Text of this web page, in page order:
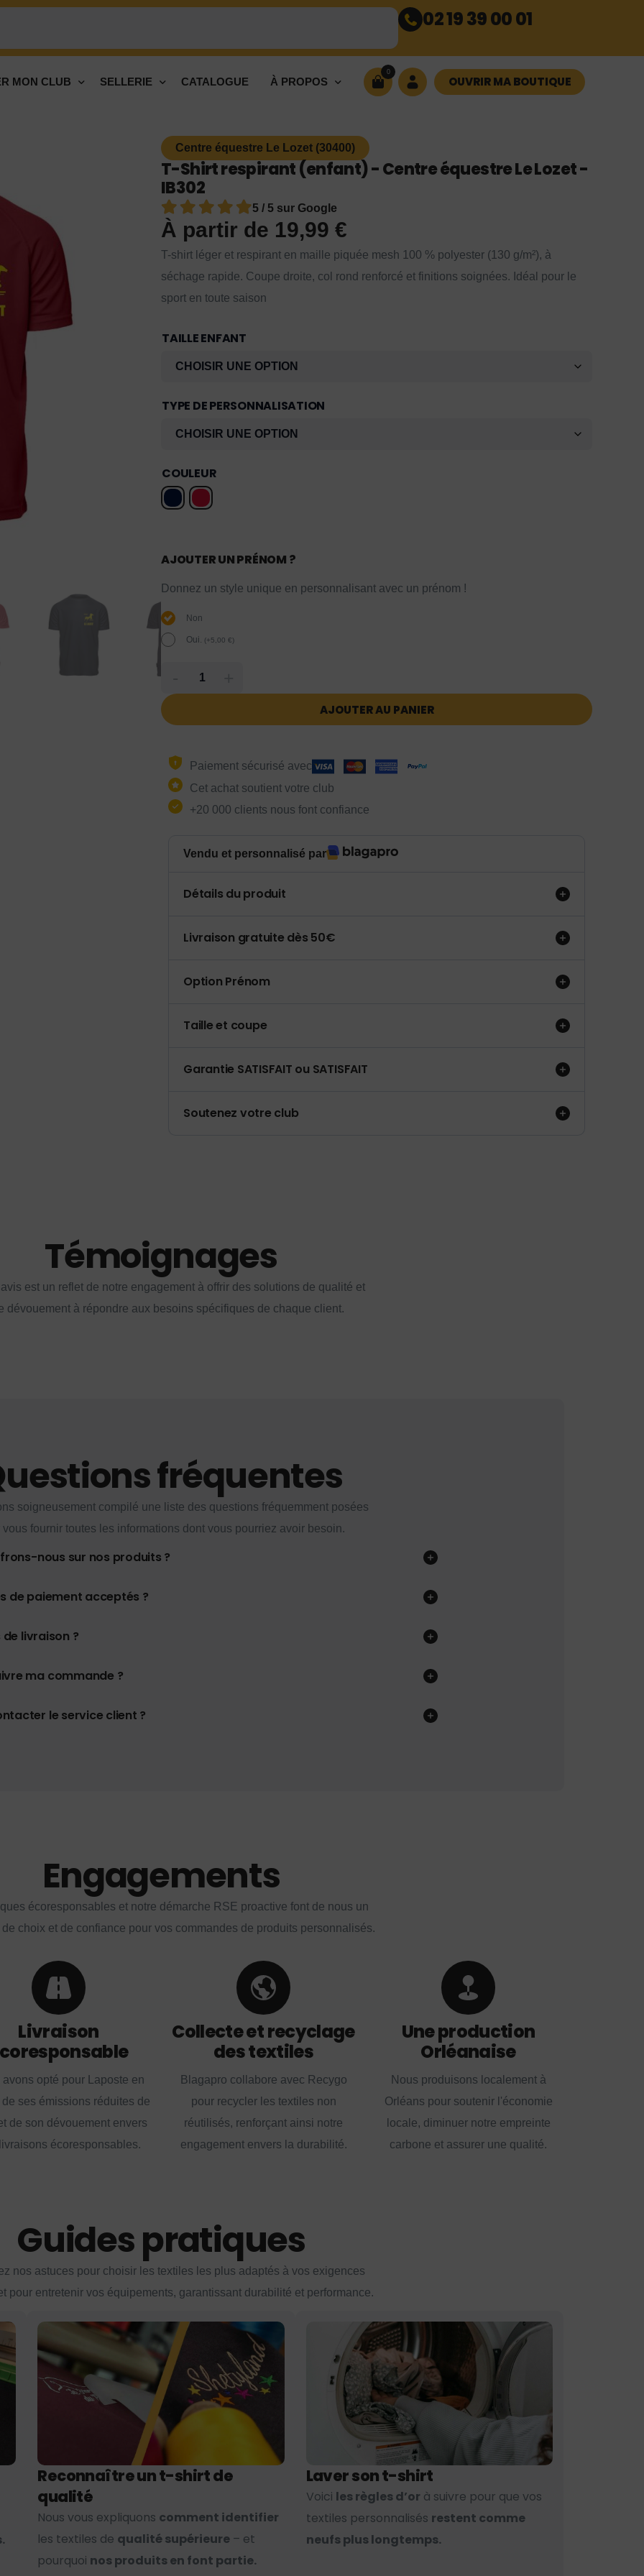
02 19 39 00 01
MON CLUB SELLERIE CATALOGUE À PROPOS
0
OUVRIR MA BOUTIQUE
Centre équestre Le Lozet (30400)
T-Shirt respirant (enfant) - Centre équestre Le Lozet -
IB302
5 / 5 sur Google
À partir de 19,99 €
T-shirt léger et respirant en maille piquée mesh 100 % polyester (130 g/m²), à
séchage rapide. Coupe droite, col rond renforcé et finitions soignées. Idéal pour le
sport en toute saison
TAILLE ENFANT
TYPE DE PERSONNALISATION
COULEUR
AJOUTER UN PRÉNOM ?
Donnez un style unique en personnalisant avec un prénom !
Non
Oui. (+5,00 €)
AJOUTER AU PANIER
Paiement sécurisé avec
Cet achat soutient votre club
+20 000 clients nous font confiance
Vendu et personnalisé par
Détails du produit
Livraison gratuite dès 50€
Option Prénom
Taille et coupe
Garantie SATISFAIT ou SATISFAIT
Soutenez votre club
Témoignages
est un reflet de notre engagement à offrir des solutions de qualité et
dévouement à répondre aux besoins spécifiques de chaque client.
fréquentes
soigneusement compilé une liste des questions fréquemment posées
vous fournir toutes les informations dont vous pourriez avoir besoin.
nous sur nos produits ?
de paiement acceptés ?
livraison ?
ma commande ?
le service client ?
Engagements
écoresponsables et notre démarche RSE proactive font de nous un
choix et de confiance pour vos commandes de produits personnalisés.
Livraison
avons opté pour Laposte en
ses émissions réduites de
de son dévouement envers
écoresponsables.
Collecte et recyclage
des textiles
Blagapro collabore avec Recygo
pour recycler les textiles non
réutilisés, renforçant ainsi notre
engagement envers la durabilité.
Une production
Orléanaise
Nous produisons localement à
Orléans pour soutenir l'économie
locale, diminuer notre empreinte
carbone et assurer une qualité.
Guides pratiques
nos astuces pour choisir les textiles les plus adaptés à vos exigences
pour entretenir vos équipements, garantissant durabilité et performance.
Reconnaître un t-shirt de
qualité
Nous vous expliquons comment identifier
les textiles de qualité supérieure – et
pourquoi nos produits en font partie.
Laver son t-shirt
Voici les règles d’or à suivre pour que vos
textiles personnalisés restent comme
neufs plus longtemps.